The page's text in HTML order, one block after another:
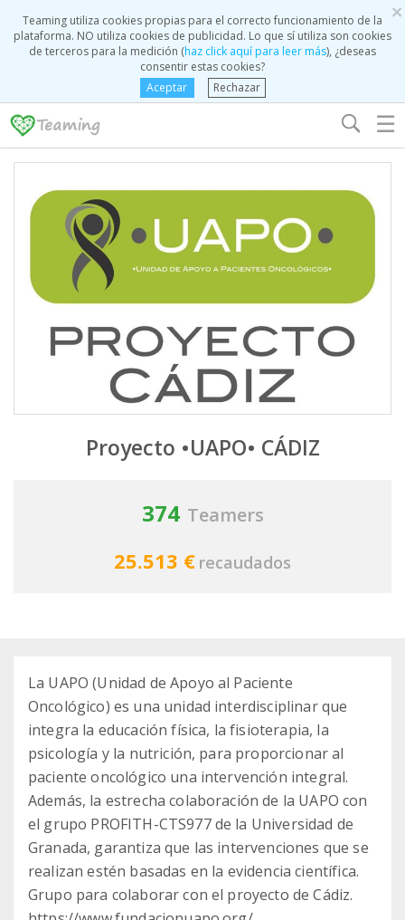
×
Teaming utiliza cookies propias para el correcto funcionamiento de la
plataforma. NO utiliza cookies de publicidad. Lo que sí utiliza son cookies
de terceros para la medición (haz click aquí para leer más), ¿deseas
consentir estas cookies?
Aceptar
Rechazar
☰
Proyecto •UAPO• CÁDIZ
374 Teamers
25.513 € recaudados
La UAPO (Unidad de Apoyo al Paciente
Oncológico) es una unidad interdisciplinar que
integra la educación física, la fisioterapia, la
psicología y la nutrición, para proporcionar al
paciente oncológico una intervención integral.
Además, la estrecha colaboración de la UAPO con
el grupo PROFITH-CTS977 de la Universidad de
Granada, garantiza que las intervenciones que se
realizan estén basadas en la evidencia científica.
Grupo para colaborar con el proyecto de Cádiz.